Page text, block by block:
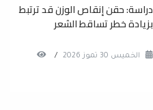
دراسة: حقن إنقاص الوزن قد ترتبط
بزيادة خطر تساقط الشعر
الخميس 30 تموز 2026 /